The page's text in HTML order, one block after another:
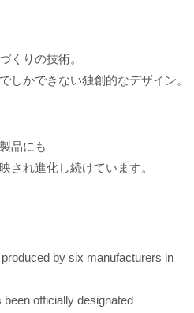
くりの技術。
しかできない独創的なデザイン。
品にも
され進化し続けています。
by six manufacturers in
officially designated